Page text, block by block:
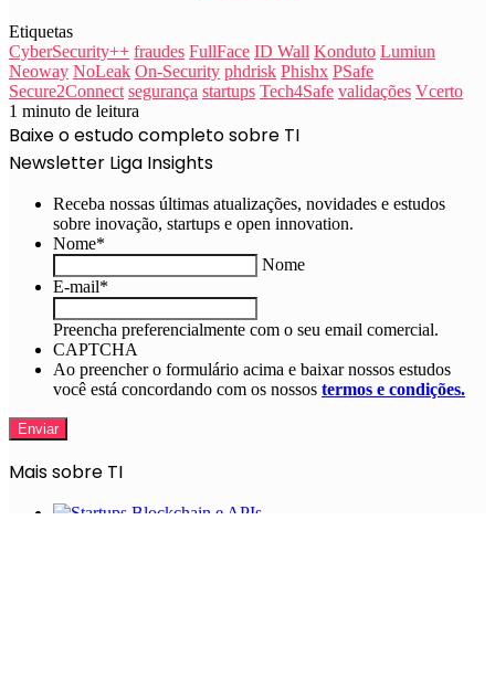
Etiquetas
CyberSecurity++ fraudes FullFace ID Wall Konduto Lumiun
Neoway NoLeak On-Security phdrisk Phishx PSafe
Secure2Connect segurança startups Tech4Safe validações Vcerto
1 minuto de leitura
Baixe o estudo completo sobre TI
Newsletter Liga Insights
Receba nossas últimas atualizações, novidades e estudos
sobre inovação, startups e open innovation.
Nome*
Nome
E-mail*
Preencha preferencialmente com o seu email comercial.
CAPTCHA
Ao preencher o formulário acima e baixar nossos estudos
você está concordando com os nossos termos e condições.
Mais sobre TI